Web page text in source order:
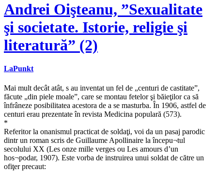
Andrei Oişteanu, ”Sexualitate
şi societate. Istorie, religie şi
literatură” (2)
LaPunkt
Mai mult decât atât, s au inventat un fel de „centuri de castitate”,
făcute „din piele moale”, care se montau fetelor şi băieţilor ca să
înfrâneze posibilitatea acestora de a se masturba. În 1906, astfel de
centuri erau prezentate în revista Medicina populară (573).
*
Referitor la onanismul practicat de soldaţi, voi da un pasaj parodic
dintr un roman scris de Guillaume Apollinaire la începu¬tul
secolului XX (Les onze mille verges ou Les amours d’un
hos¬podar, 1907). Este vorba de instruirea unui soldat de către un
ofiţer precaut: